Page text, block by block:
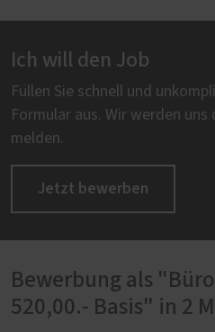
Ich will den Job
Füllen Sie schnell und
Formular aus. Wir werden
melden.
Jetzt bewerben
Bewerbung als
520,00.- Basis" in 2